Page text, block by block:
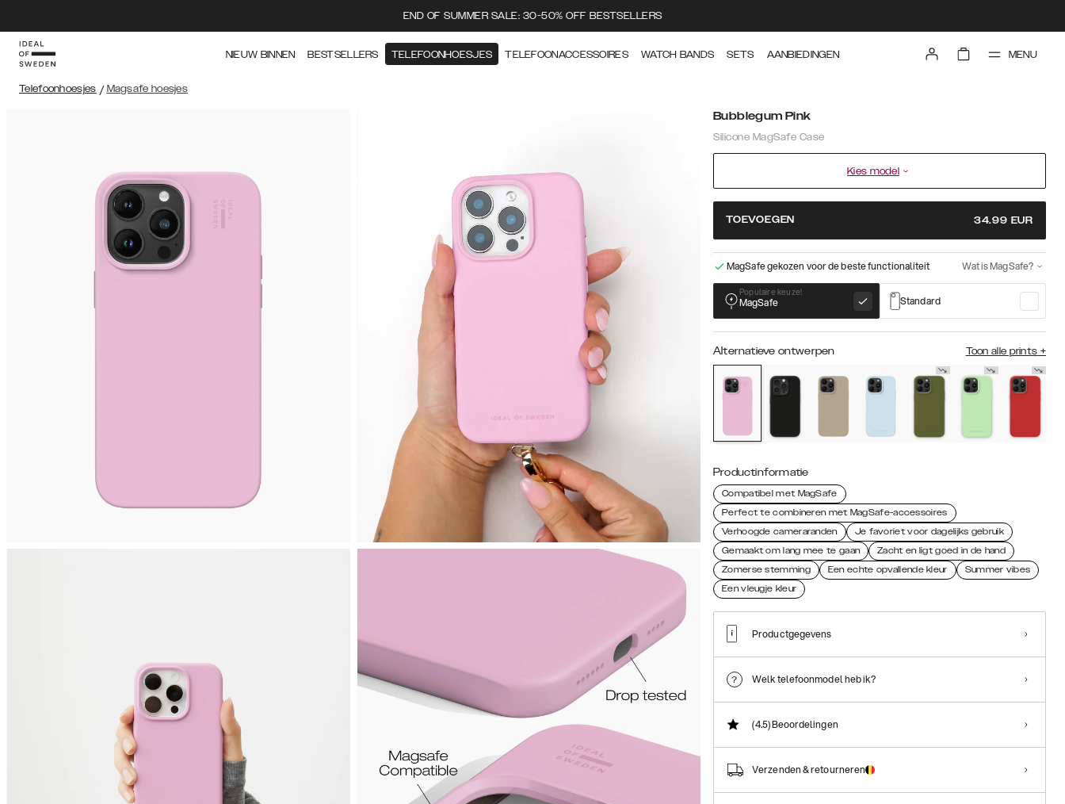
END OF SUMMER SALE: 30-50% OFF BESTSELLERS
NIEUW BINNEN BESTSELLERS TELEFOONHOESJES TELEFOONACCESSOIRES WATCH BANDS SETS AANBIEDINGEN MENU
Telefoonhoesjes / Magsafe hoesjes
Bubblegum Pink
Silicone MagSafe Case
Kies model
TOEVOEGEN 34.99 EUR
MagSafe gekozen voor de beste functionaliteit Wat is MagSafe?
Populaire keuze!
MagSafe Standard
Alternatieve ontwerpen Toon alle prints +
Productinformatie
Compatibel met MagSafe
Perfect te combineren met MagSafe-accessoires
Verhoogde cameraranden
Je favoriet voor dagelijks gebruik
Gemaakt om lang mee te gaan
Zacht en ligt goed in de hand
Zomerse stemming
Een echte opvallende kleur
Summer vibes
Een vleugje kleur
Productgegevens
Welk telefoonmodel heb ik?
(4.5)Beoordelingen
Verzenden & retourneren